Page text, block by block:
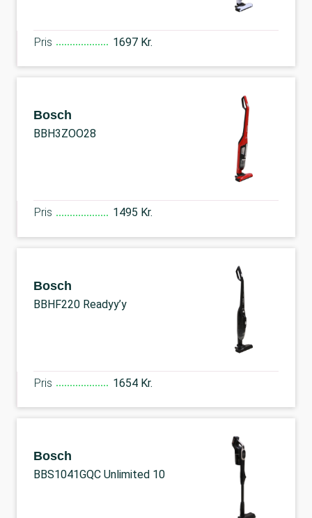
Pris 1697 Kr.
Bosch
BBH3ZOO28
Pris 1495 Kr.
Bosch
BBHF220 Readyy’y
Pris 1654 Kr.
Bosch
BBS1041GQC Unlimited 10